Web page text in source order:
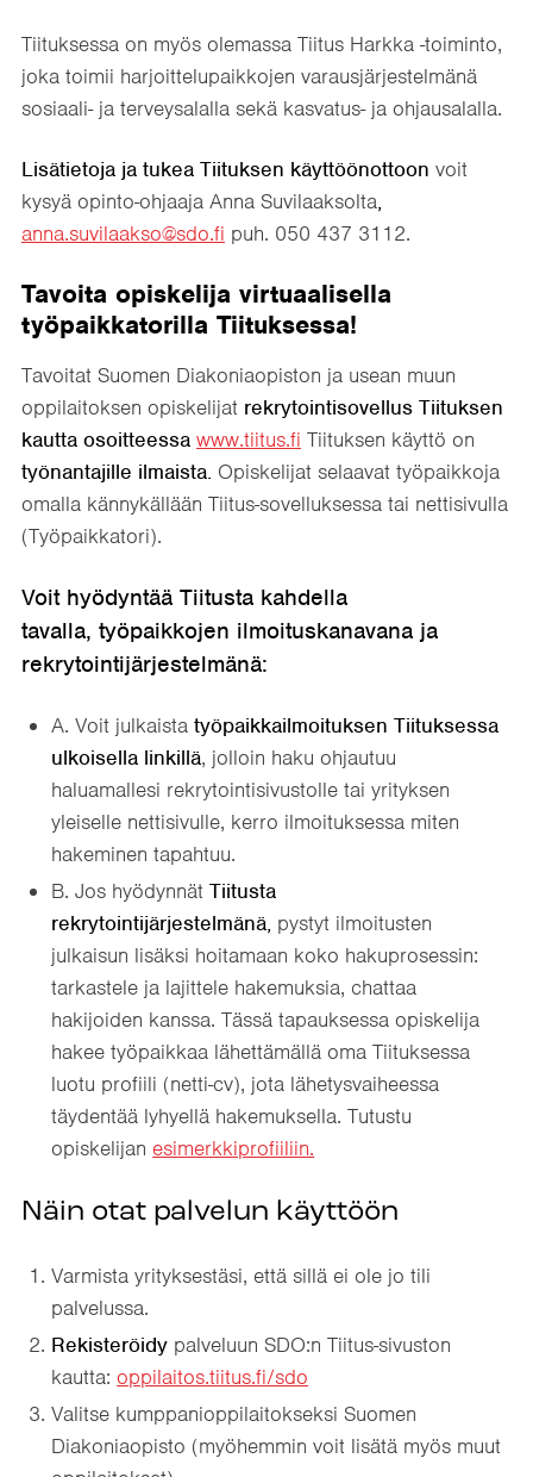
Tiituksessa on myös olemassa Tiitus Harkka -toiminto,
joka toimii harjoittelupaikkojen varausjärjestelmänä
sosiaali- ja terveysalalla sekä kasvatus- ja ohjausalalla.
Lisätietoja ja tukea Tiituksen käyttöönottoon voit
kysyä opinto-ohjaaja Anna Suvilaaksolta,
anna.suvilaakso@sdo.fi puh. 050 437 3112.
Tavoita opiskelija virtuaalisella
työpaikkatorilla Tiituksessa!
Tavoitat Suomen Diakoniaopiston ja usean muun
oppilaitoksen opiskelijat rekrytointisovellus Tiituksen
kautta osoitteessa www.tiitus.fi Tiituksen käyttö on
työnantajille ilmaista. Opiskelijat selaavat työpaikkoja
omalla kännykällään Tiitus-sovelluksessa tai nettisivulla
(Työpaikkatori).
Voit hyödyntää Tiitusta kahdella
tavalla, työpaikkojen ilmoituskanavana ja
rekrytointijärjestelmänä:
A. Voit julkaistatyöpaikkailmoituksen Tiituksessa
ulkoisella linkillä, jolloin haku ohjautuu
haluamallesi rekrytointisivustolle tai yrityksen
yleiselle nettisivulle, kerro ilmoituksessa miten
hakeminen tapahtuu.
B. Jos hyödynnätTiitusta
rekrytointijärjestelmänä, pystyt ilmoitusten
julkaisun lisäksi hoitamaan koko hakuprosessin:
tarkastele ja lajittele hakemuksia, chattaa
hakijoiden kanssa. Tässä tapauksessa opiskelija
hakee työpaikkaa lähettämällä oma Tiituksessa
luotu profiili (netti-cv), jota lähetysvaiheessa
täydentää lyhyellä hakemuksella. Tutustu
opiskelijanesimerkkiprofiiliin.
Näin otat palvelun käyttöön
Varmista yrityksestäsi, että sillä ei ole jo tili
palvelussa.
Rekisteröidy palveluun SDO:n Tiitus-sivuston
kautta:oppilaitos.tiitus.fi/sdo
Valitse kumppanioppilaitokseksi Suomen
Diakoniaopisto (myöhemmin voit lisätä myös muut